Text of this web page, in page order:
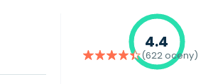
4.4
(622 oceny)